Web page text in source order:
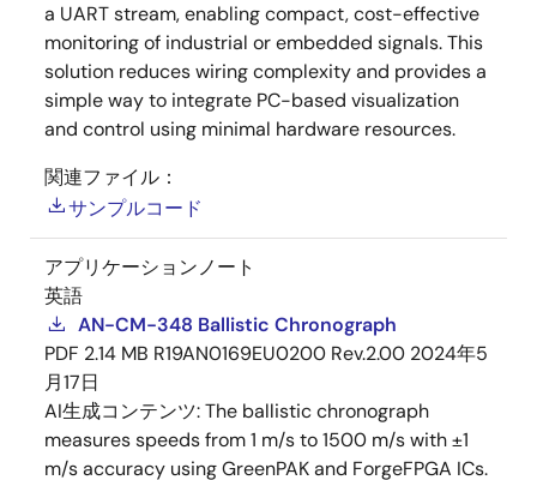
a UART stream, enabling compact, cost-effective
monitoring of industrial or embedded signals. This
solution reduces wiring complexity and provides a
simple way to integrate PC-based visualization
and control using minimal hardware resources.
関連ファイル：
サンプルコード
アプリケーションノート
英語
AN-CM-348 Ballistic Chronograph
PDF 2.14 MB R19AN0169EU0200 Rev.2.00 2024年5
月17日
AI生成コンテンツ:The ballistic chronograph
measures speeds from 1 m/s to 1500 m/s with ±1
m/s accuracy using GreenPAK and ForgeFPGA ICs.